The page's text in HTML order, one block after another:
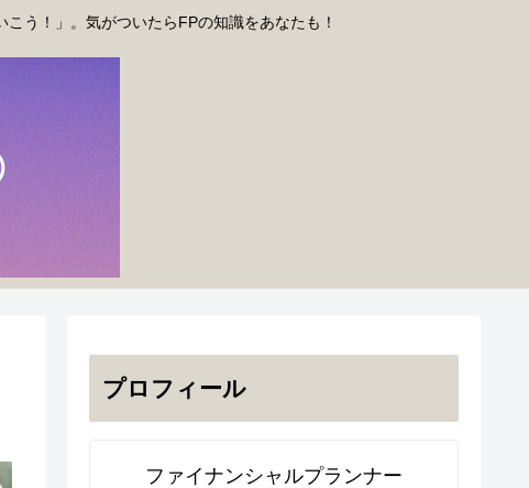
う！」。気がついたらFPの知識をあなたも！
プロフィール
ファイナンシャルプランナー